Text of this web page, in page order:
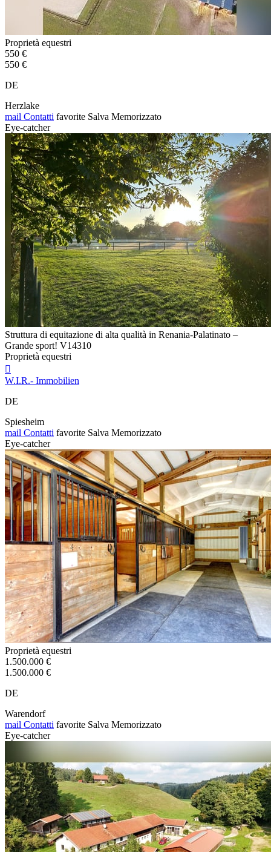
Proprietà equestri
550 €
550 €
DE
Herzlake
mail Contatti favorite Salva Memorizzato
Eye-catcher
Struttura di equitazione di alta qualità in Renania-Palatinato –
Grande sport! V14310
Proprietà equestri

W.I.R.- Immobilien
DE
Spiesheim
mail Contatti favorite Salva Memorizzato
Eye-catcher
Proprietà equestri
1.500.000 €
1.500.000 €
DE
Warendorf
mail Contatti favorite Salva Memorizzato
Eye-catcher